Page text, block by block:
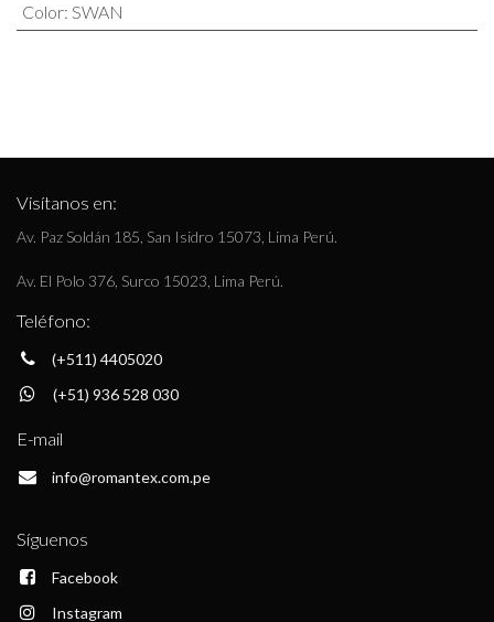
Color: SWAN
Visítanos en:
Av. Paz Soldán 185, San Isidro 15073, Lima Perú.
Av. El Polo 376, Surco 15023, Lima Perú.
Teléfono:
(+511) 4405020
(+51) 936 528 030
E-mail
info@romantex.com.pe
Síguenos
Facebook
Instagram